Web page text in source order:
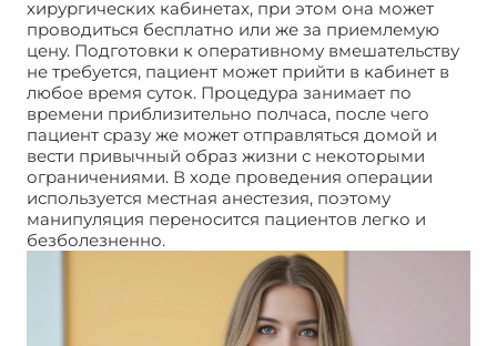
хирургических кабинетах, при этом она может
проводиться бесплатно или же за приемлемую
цену. Подготовки к оперативному вмешательству
не требуется, пациент может прийти в кабинет в
любое время суток. Процедура занимает по
времени приблизительно полчаса, после чего
пациент сразу же может отправляться домой и
вести привычный образ жизни с некоторыми
ограничениями. В ходе проведения операции
используется местная анестезия, поэтому
манипуляция переносится пациентов легко и
безболезненно.